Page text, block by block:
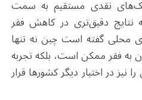
نقدی مستقیم به سمت
نتایج دقیق‌تری در کاهش فقر
محلی گفته است چین نه تنها
به فقر ممکن است، بلکه تجربه
نیز در اختیار دیگر کشورها قرار